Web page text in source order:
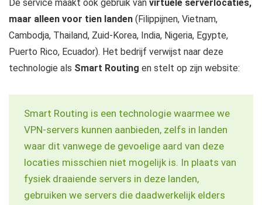
De service maakt ook gebruik van virtuele serverlocaties,
maar alleen voor tien landen (Filippijnen, Vietnam,
Cambodja, Thailand, Zuid-Korea, India, Nigeria, Egypte,
Puerto Rico, Ecuador). Het bedrijf verwijst naar deze
technologie als Smart Routing en stelt op zijn website:
Smart Routing is een technologie waarmee we
VPN-servers kunnen aanbieden, zelfs in landen
waar dit vanwege de gevoelige aard van deze
locaties misschien niet mogelijk is. In plaats van
fysiek draaiende servers in deze landen,
gebruiken we servers die daadwerkelijk elders